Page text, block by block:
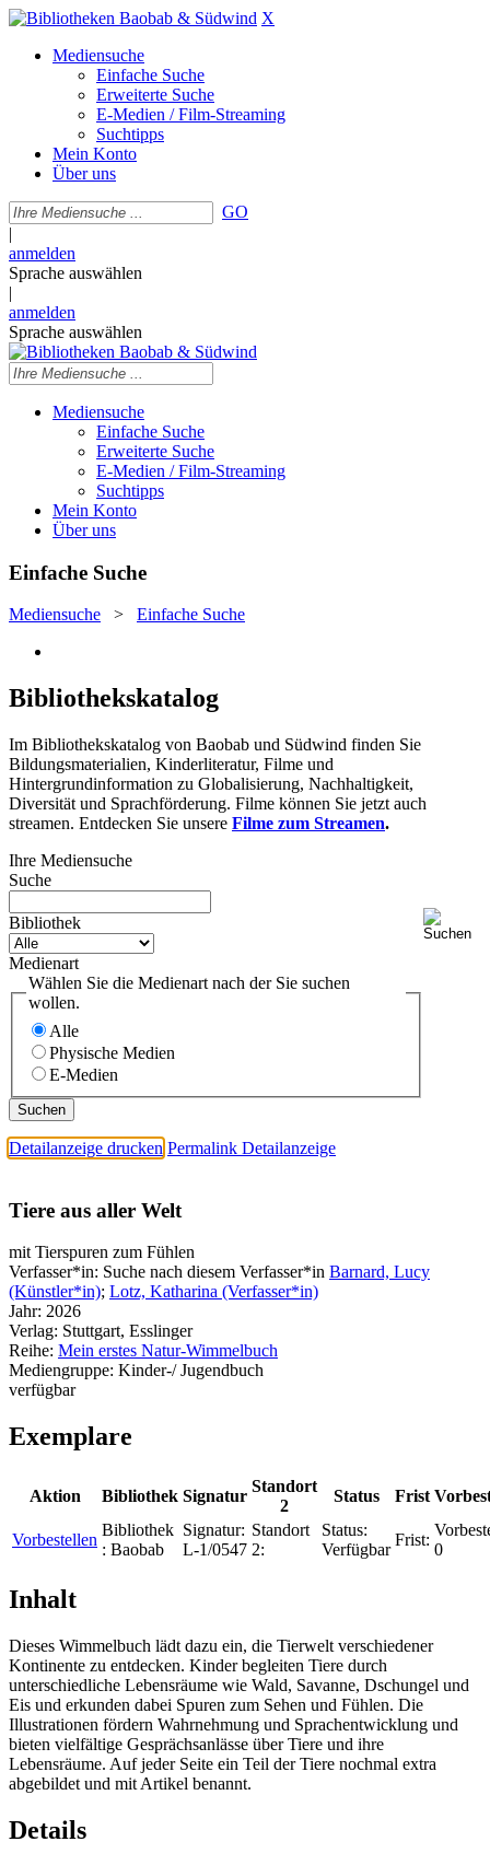
X
Mediensuche
Einfache Suche
Erweiterte Suche
E-Medien / Film-Streaming
Suchtipps
Mein Konto
Über uns
GO
|
anmelden
Sprache auswählen
|
anmelden
Sprache auswählen
Mediensuche
Einfache Suche
Erweiterte Suche
E-Medien / Film-Streaming
Suchtipps
Mein Konto
Über uns
Einfache Suche
Mediensuche > Einfache Suche
Bibliothekskatalog
Im Bibliothekskatalog von Baobab und Südwind finden Sie
Bildungsmaterialien, Kinderliteratur, Filme und
Hintergrundinformation zu Globalisierung, Nachhaltigkeit,
Diversität und Sprachförderung. Filme können Sie jetzt auch
streamen. Entdecken Sie unsere Filme zum Streamen.
Ihre Mediensuche
Suche
Bibliothek
Medienart
Wählen Sie die Medienart nach der Sie suchen
wollen.
Alle
Physische Medien
E-Medien
Detailanzeige drucken Permalink Detailanzeige
Tiere aus aller Welt
mit Tierspuren zum Fühlen
Verfasser*in: Suche nach diesem Verfasser*in Barnard, Lucy
(Künstler*in); Lotz, Katharina (Verfasser*in)
Jahr: 2026
Verlag: Stuttgart, Esslinger
Reihe: Mein erstes Natur-Wimmelbuch
Mediengruppe: Kinder-/ Jugendbuch
verfügbar
Exemplare
Aktion Bibliothek Signatur
Standort
2
Status Frist
Vorbestellen
Bibliothek
: Baobab
Signatur:
L-1/0547
Standort
2:
Status:
Verfügbar
Frist:
0
Inhalt
Dieses Wimmelbuch lädt dazu ein, die Tierwelt verschiedener
Kontinente zu entdecken. Kinder begleiten Tiere durch
unterschiedliche Lebensräume wie Wald, Savanne, Dschungel und
Eis und erkunden dabei Spuren zum Sehen und Fühlen. Die
Illustrationen fördern Wahrnehmung und Sprachentwicklung und
bieten vielfältige Gesprächsanlässe über Tiere und ihre
Lebensräume. Auf jeder Seite ein Teil der Tiere nochmal extra
abgebildet und mit Artikel benannt.
Details